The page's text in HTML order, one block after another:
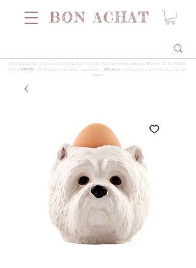
LOS PEDIDOS REALIZADOS A PARTIR DEL 5 DE AGOSTO SE ENVIARÁN LA PRIMERA SEMANA DE SEPTIEMBRE
Envios GRATIS a Península por pedidos superiores a 99 euros , devoluciones garantizadas y pago
seguro